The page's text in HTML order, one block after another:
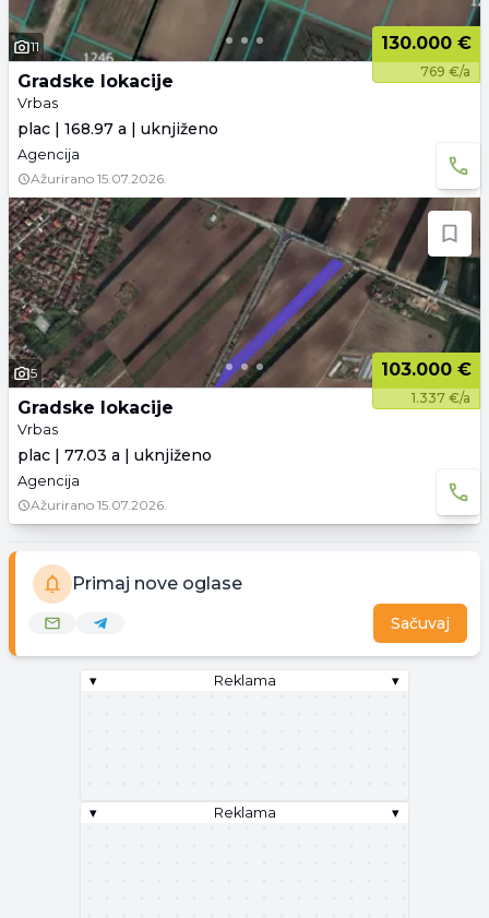
11 130.000 €
769 €/a
Gradske lokacije
Vrbas
plac | 168.97 a | uknjiženo
Agencija
Ažurirano 15.07.2026.
5 103.000 €
1.337 €/a
Gradske lokacije
Vrbas
plac | 77.03 a | uknjiženo
Agencija
Ažurirano 15.07.2026.
Primaj nove oglase
Sačuvaj
▾ Reklama ▾
▾ Reklama ▾